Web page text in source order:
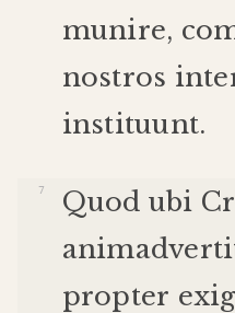
munire,
nostros
instituunt.
Quod ubi
propter